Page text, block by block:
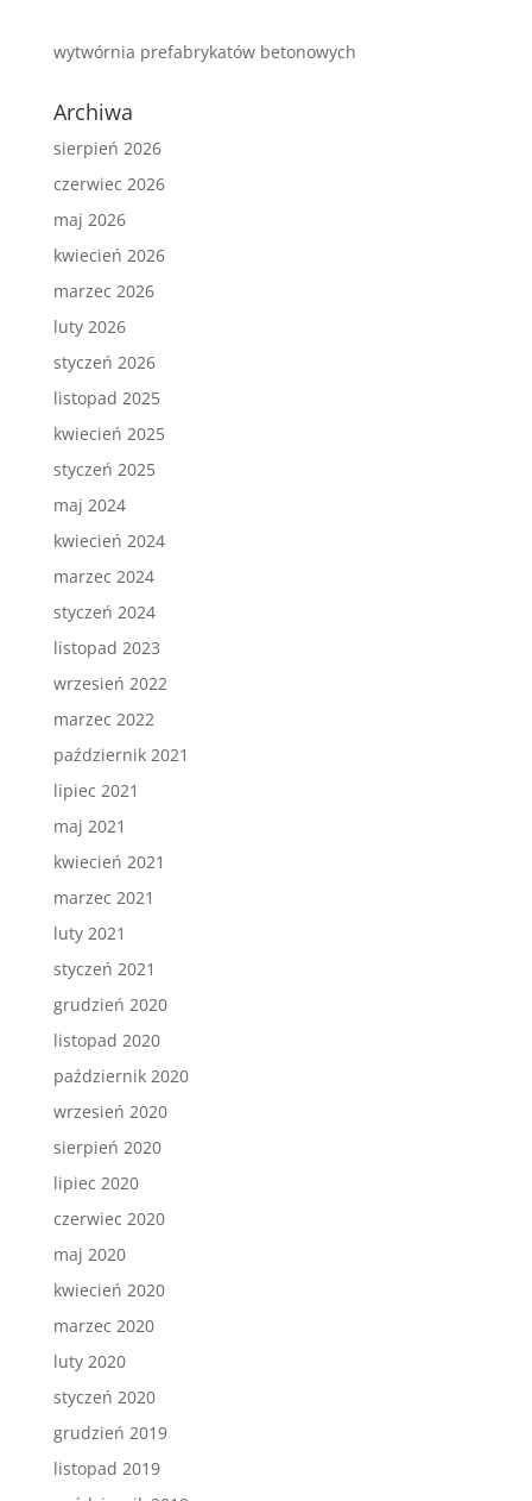
wytwórnia prefabrykatów betonowych
Archiwa
sierpień 2026
czerwiec 2026
maj 2026
kwiecień 2026
marzec 2026
luty 2026
styczeń 2026
listopad 2025
kwiecień 2025
styczeń 2025
maj 2024
kwiecień 2024
marzec 2024
styczeń 2024
listopad 2023
wrzesień 2022
marzec 2022
październik 2021
lipiec 2021
maj 2021
kwiecień 2021
marzec 2021
luty 2021
styczeń 2021
grudzień 2020
listopad 2020
październik 2020
wrzesień 2020
sierpień 2020
lipiec 2020
czerwiec 2020
maj 2020
kwiecień 2020
marzec 2020
luty 2020
styczeń 2020
grudzień 2019
listopad 2019